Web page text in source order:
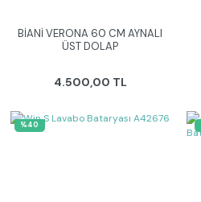
BİANİ VERONA 60 CM AYNALI
ÜST DOLAP
4.500,00 TL
%40